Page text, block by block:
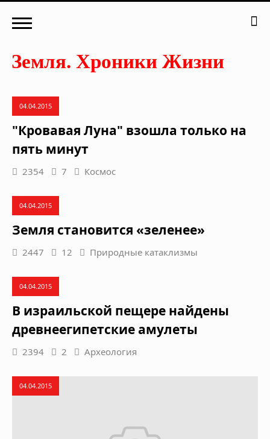
04.04.2015
"Кровавая Луна" взошла только на
пять минут
2354 7 Космос
04.04.2015
Земля становится «зеленее»
2447 12 Природные катаклизмы
04.04.2015
В израильской пещере найдены
древнеегипетские амулеты
2394 2 Археология
04.04.2015